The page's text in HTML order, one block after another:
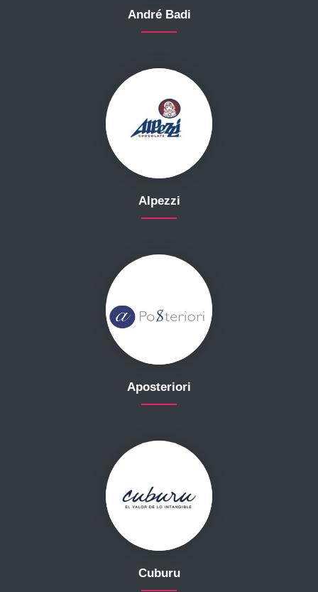
André Badi
Alpezzi
Aposteriori
Cuburu